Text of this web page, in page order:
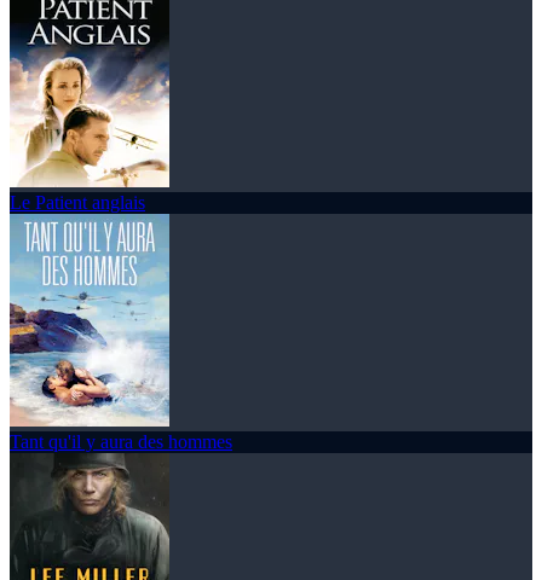
Le Patient anglais
Tant qu'il y aura des hommes